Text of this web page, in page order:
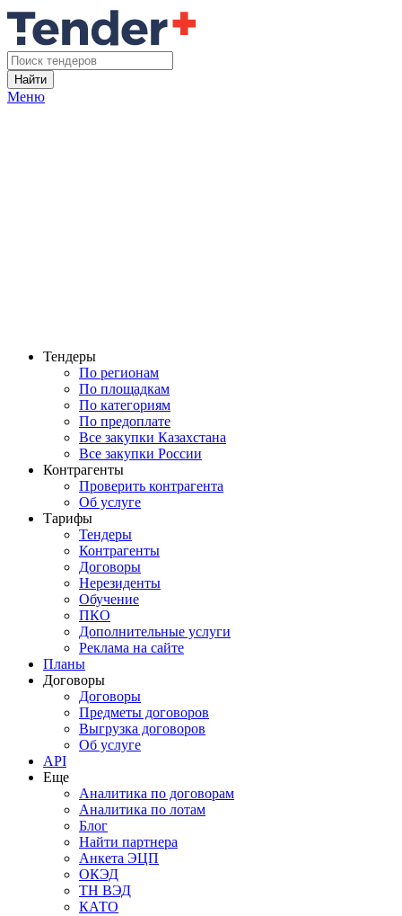
Найти
Меню
Тендеры
По регионам
По площадкам
По категориям
По предоплате
Все закупки Казахстана
Все закупки России
Контрагенты
Проверить контрагента
Об услуге
Тарифы
Тендеры
Контрагенты
Договоры
Нерезиденты
Обучение
ПКО
Дополнительные услуги
Реклама на сайте
Планы
Договоры
Договоры
Предметы договоров
Выгрузка договоров
Об услуге
API
Еще
Аналитика по договорам
Аналитика по лотам
Блог
Найти партнера
Анкета ЭЦП
ОКЭД
ТН ВЭД
КАТО